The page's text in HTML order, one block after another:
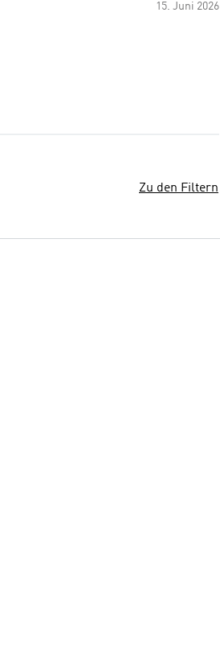
15. Juni 2026
Zu den Filtern